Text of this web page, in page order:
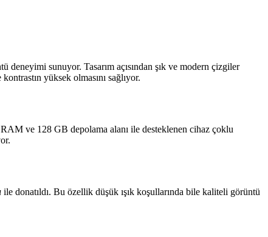
sunuyor. Tasarım açısından şık ve modern çizgiler
yüksek olmasını sağlıyor.
ve 128 GB depolama alanı ile desteklenen cihaz çoklu
ile donatıldı. Bu özellik düşük ışık koşullarında bile kaliteli görüntü